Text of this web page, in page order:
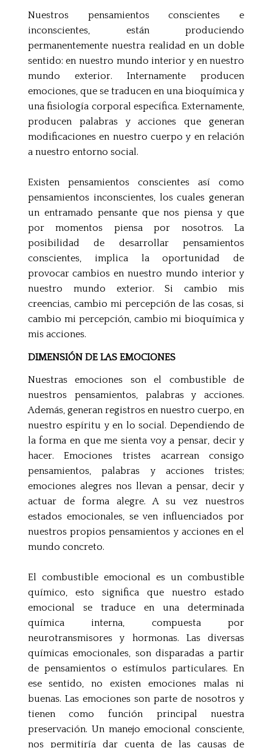
Nuestros pensamientos conscientes e
inconscientes, están produciendo
permanentemente nuestra realidad en un doble
sentido: en nuestro mundo interior y en nuestro
mundo exterior. Internamente producen
emociones, que se traducen en una bioquímica y
una fisiología corporal específica. Externamente,
producen palabras y acciones que generan
modificaciones en nuestro cuerpo y en relación
a nuestro entorno social.
Existen pensamientos conscientes así como
pensamientos inconscientes, los cuales generan
un entramado pensante que nos piensa y que
por momentos piensa por nosotros. La
posibilidad de desarrollar pensamientos
conscientes, implica la oportunidad de
provocar cambios en nuestro mundo interior y
nuestro mundo exterior. Si cambio mis
creencias, cambio mi percepción de las cosas, si
cambio mi percepción, cambio mi bioquímica y
mis acciones.
DIMENSIÓN DE LAS EMOCIONES
Nuestras emociones son el combustible de
nuestros pensamientos, palabras y acciones.
Además, generan registros en nuestro cuerpo, en
nuestro espíritu y en lo social. Dependiendo de
la forma en que me sienta voy a pensar, decir y
hacer. Emociones tristes acarrean consigo
pensamientos, palabras y acciones tristes;
emociones alegres nos llevan a pensar, decir y
actuar de forma alegre. A su vez nuestros
estados emocionales, se ven influenciados por
nuestros propios pensamientos y acciones en el
mundo concreto.
El combustible emocional es un combustible
químico, esto significa que nuestro estado
emocional se traduce en una determinada
química interna, compuesta por
neurotransmisores y hormonas. Las diversas
químicas emocionales, son disparadas a partir
de pensamientos o estímulos particulares. En
ese sentido, no existen emociones malas ni
buenas. Las emociones son parte de nosotros y
tienen como función principal nuestra
preservación. Un manejo emocional consciente,
nos permitiría dar cuenta de las causas de